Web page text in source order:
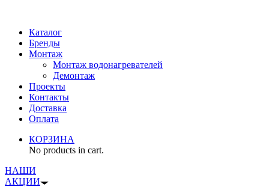
Каталог
Бренды
Монтаж
Монтаж водонагревателей
Демонтаж
Проекты
Контакты
Доставка
Оплата
КОРЗИНА
No products in cart.
НАШИ
АКЦИИ